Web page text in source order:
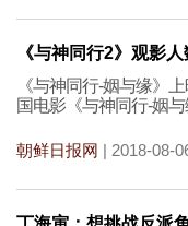
《与神同行2》观影
《与神同行-姻与缘》
国电影《与神同行-姻
朝鲜日报网 | 2018-08-